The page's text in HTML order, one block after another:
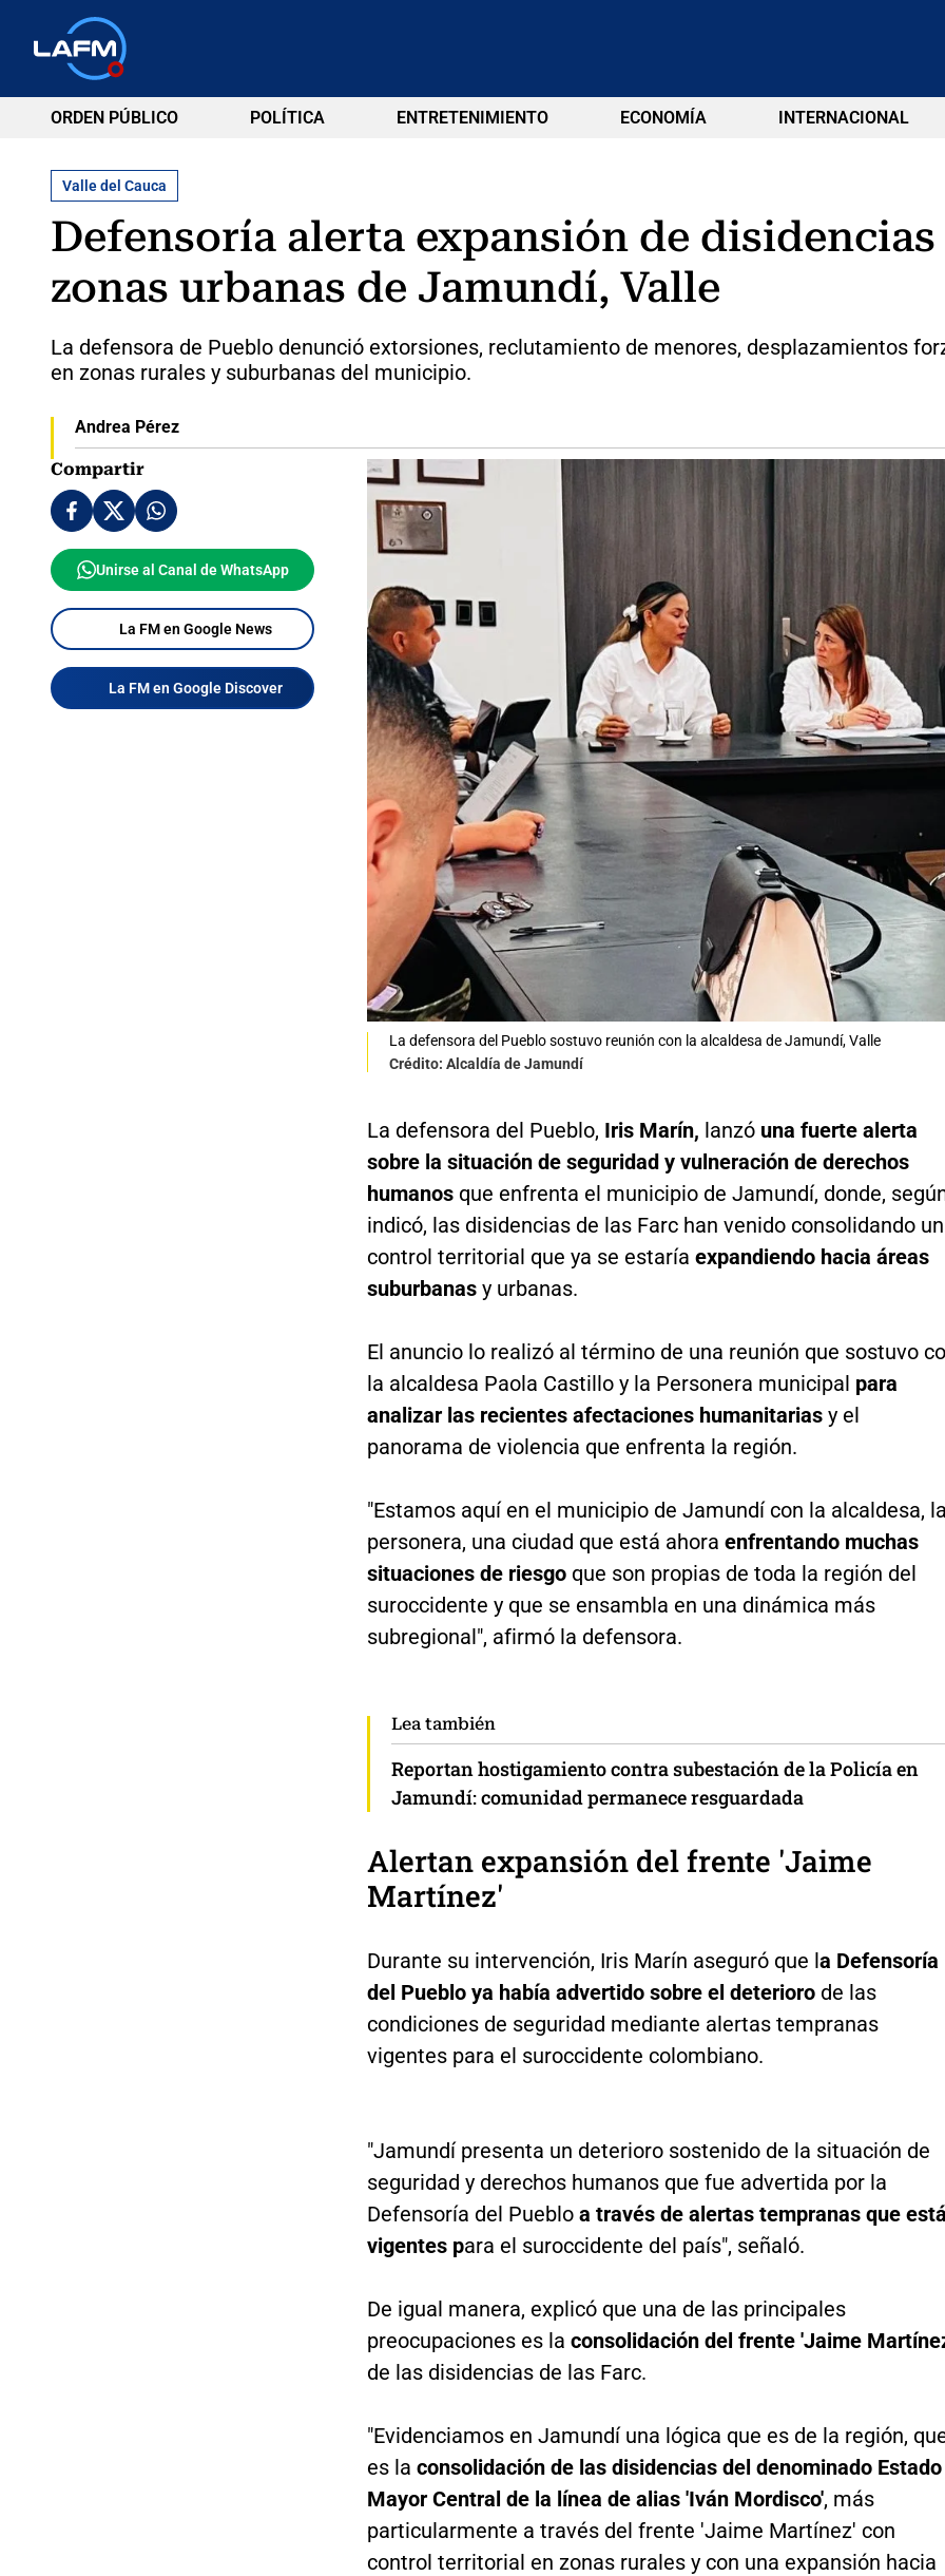
ORDEN PÚBLICO POLÍTICA ENTRETENIMIENTO ECONOMÍA INTERNACIONAL
Valle del Cauca
Defensoría alerta expansión de disidencias
zonas urbanas de Jamundí, Valle
La defensora de Pueblo denunció extorsiones, reclutamiento de menores, desplazamientos
en zonas rurales y suburbanas del municipio.
Andrea Pérez
Compartir
Unirse al Canal de WhatsApp
La FM en Google News
La FM en Google Discover
La defensora del Pueblo sostuvo reunión con la alcaldesa de Jamundí, Valle
Crédito: Alcaldía de Jamundí
La defensora del Pueblo, Iris Marín, lanzó una fuerte alerta
sobre la situación de seguridad y vulneración de derechos
humanosque enfrenta el municipio de Jamundí, donde,
indicó, las disidencias de las Farc han venido consolidando un
control territorial que ya se estaría expandiendo hacia áreas
suburbanasy urbanas.
El anuncio lo realizó al término de una reunión que sostuvo
la alcaldesa Paola Castillo y la Personera municipal para
analizar las recientes afectaciones humanitariasy el
panorama de violencia que enfrenta la región.
"Estamos aquí en el municipio de Jamundí con la alcaldesa,
personera, una ciudad que está ahora enfrentando muchas
situaciones de riesgoque son propias de toda la región del
suroccidente y que se ensambla en una dinámica más
subregional", afirmó la defensora.
Lea también
Reportan hostigamiento contra subestación de la Policía en
Jamundí: comunidad permanece resguardada
Alertan expansión del frente 'Jaime
Martínez'
Durante su intervención, Iris Marín aseguró que la Defensoría
del Pueblo ya había advertido sobre el deteriorode las
condiciones de seguridad mediante alertas tempranas
vigentes para el suroccidente colombiano.
"Jamundí presenta un deterioro sostenido de la situación de
seguridad y derechos humanos que fue advertida por la
Defensoría del Pueblo a través de alertas tempranas que
vigentes para el suroccidente del país", señaló.
De igual manera, explicó que una de las principales
preocupaciones es la consolidación del frente 'Jaime
de las disidencias de las Farc.
"Evidenciamos en Jamundí una lógica que es de la región,
es la consolidación de las disidencias del denominado Estado
Mayor Central de la línea de alias 'Iván Mordisco', más
particularmente a través del frente 'Jaime Martínez' con
control territorial en zonas rurales y con una expansión hacia